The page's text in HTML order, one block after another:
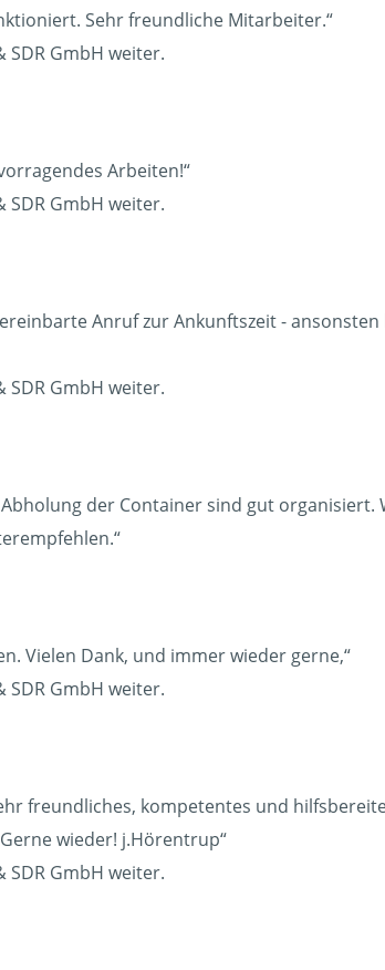
Sehr freundliche Mitarbeiter.“
GmbH weiter.
Arbeiten!“
GmbH weiter.
Anruf zur Ankunftszeit -
GmbH weiter.
der Container sind gut organisiert.
Vielen Dank, und immer wieder gerne,“
GmbH weiter.
freundliches, kompetentes und
wieder! j.Hörentrup“
GmbH weiter.